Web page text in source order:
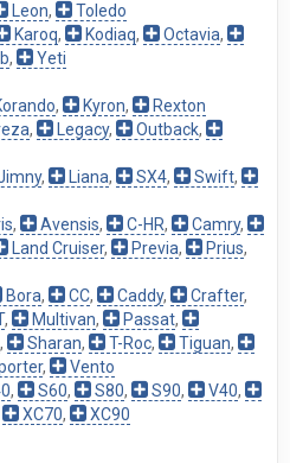
Leon,
Toledo
Karoq, Kodiaq, Octavia,
,
Yeti
, Kyron,
Rexton
, Legacy, Outback,
, Liana, SX4, Swift,
, Avensis, C-HR, Camry,
Land Cruiser, Previa, Prius,
Bora, CC, Caddy, Crafter,
, Multivan, Passat,
, Sharan, T-Roc, Tiguan,
,
Vento
, S60, S80, S90, V40,
XC70,
XC90